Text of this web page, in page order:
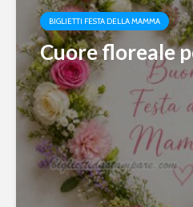
BIGLIETTI FESTA DELLA MAMMA
Cuore floreale